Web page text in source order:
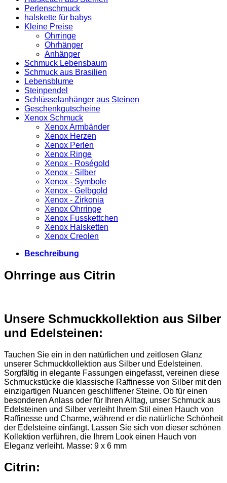
Perlenschmuck
halskette für babys
Kleine Preise
Ohrringe
Ohrhänger
Anhänger
Schmuck Lebensbaum
Schmuck aus Brasilien
Lebensblume
Steinpendel
Schlüsselanhänger aus Steinen
Geschenkgutscheine
Xenox Schmuck
Xenox Armbänder
Xenox Herzen
Xenox Perlen
Xenox Ringe
Xenox - Roségold
Xenox - Silber
Xenox - Symbole
Xenox - Gelbgold
Xenox - Zirkonia
Xenox Ohrringe
Xenox Fusskettchen
Xenox Halsketten
Xenox Creolen
Beschreibung
Ohrringe aus Citrin
Unsere Schmuckkollektion aus Silber
und Edelsteinen:
Tauchen Sie ein in den natürlichen und zeitlosen Glanz
unserer Schmuckkollektion aus Silber und Edelsteinen.
Sorgfältig in elegante Fassungen eingefasst, vereinen diese
Schmuckstücke die klassische Raffinesse von Silber mit den
einzigartigen Nuancen geschliffener Steine. Ob für einen
besonderen Anlass oder für Ihren Alltag, unser Schmuck aus
Edelsteinen und Silber verleiht Ihrem Stil einen Hauch von
Raffinesse und Charme, während er die natürliche Schönheit
der Edelsteine einfängt. Lassen Sie sich von dieser schönen
Kollektion verführen, die Ihrem Look einen Hauch von
Eleganz verleiht. Masse: 9 x 6 mm
Citrin: